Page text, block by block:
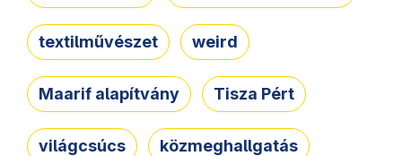
textilművészet weird
Maarif alapítvány Tisza Pért
világcsúcs közmeghallgatás